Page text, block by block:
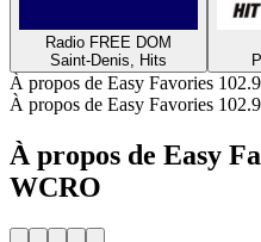
Radio FREE DOM
Saint-Denis, Hits
À propos de Easy Favories
À propos de Easy Favories
À propos de Easy
WCRO